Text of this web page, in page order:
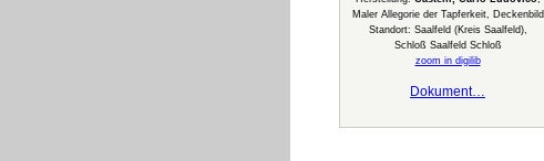
Maler Allegorie der Tapferkeit, Deckenbild
Standort: Saalfeld (Kreis Saalfeld),
Schloß Saalfeld Schloß
zoom in digilib
Dokument…